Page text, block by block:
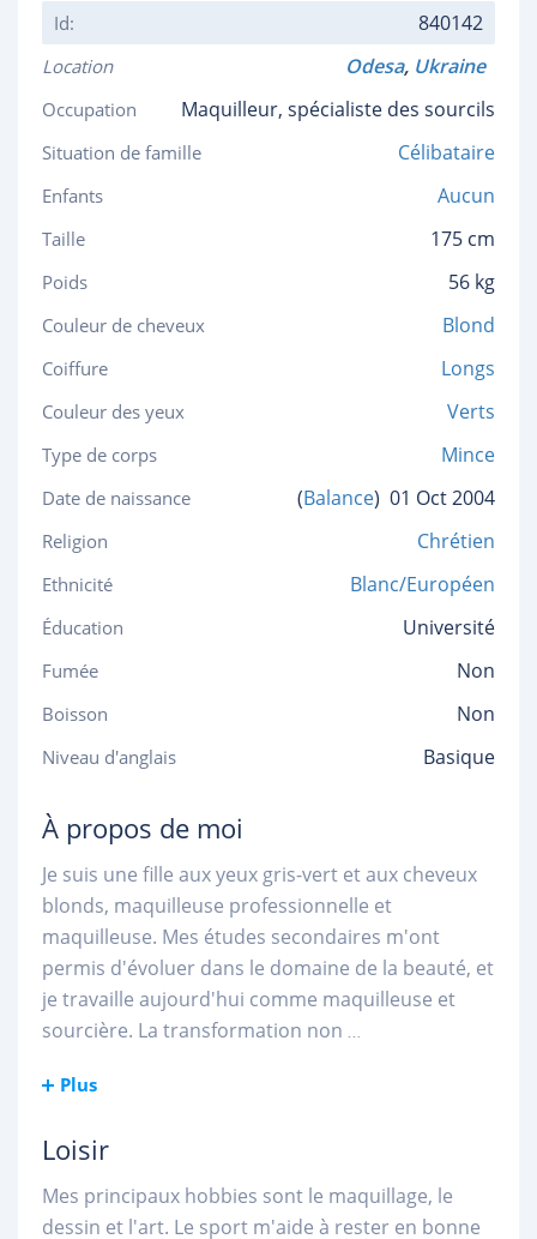
Id: 840142
Location Odesa, Ukraine
Occupation Maquilleur, spécialiste des sourcils
Situation de famille Célibataire
Enfants Aucun
Taille 175 cm
Poids 56 kg
Couleur de cheveux Blond
Coiffure Longs
Couleur des yeux Verts
Type de corps Mince
Date de naissance (Balance) 01 Oct 2004
Religion Chrétien
Ethnicité Blanc/Européen
Éducation Université
Fumée Non
Boisson Non
Niveau d'anglais Basique
À propos de moi
Je suis une fille aux yeux gris-vert et aux cheveux
blonds, maquilleuse professionnelle et
maquilleuse. Mes études secondaires m'ont
permis d'évoluer dans le domaine de la beauté, et
je travaille aujourd'hui comme maquilleuse et
sourcière. La transformation non ...
Plus
Loisir
Mes principaux hobbies sont le maquillage, le
dessin et l'art. Le sport m'aide à rester en bonne